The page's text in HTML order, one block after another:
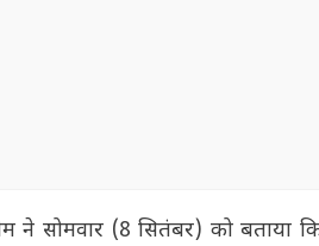
ने सोमवार (8 सितंबर) को बताया